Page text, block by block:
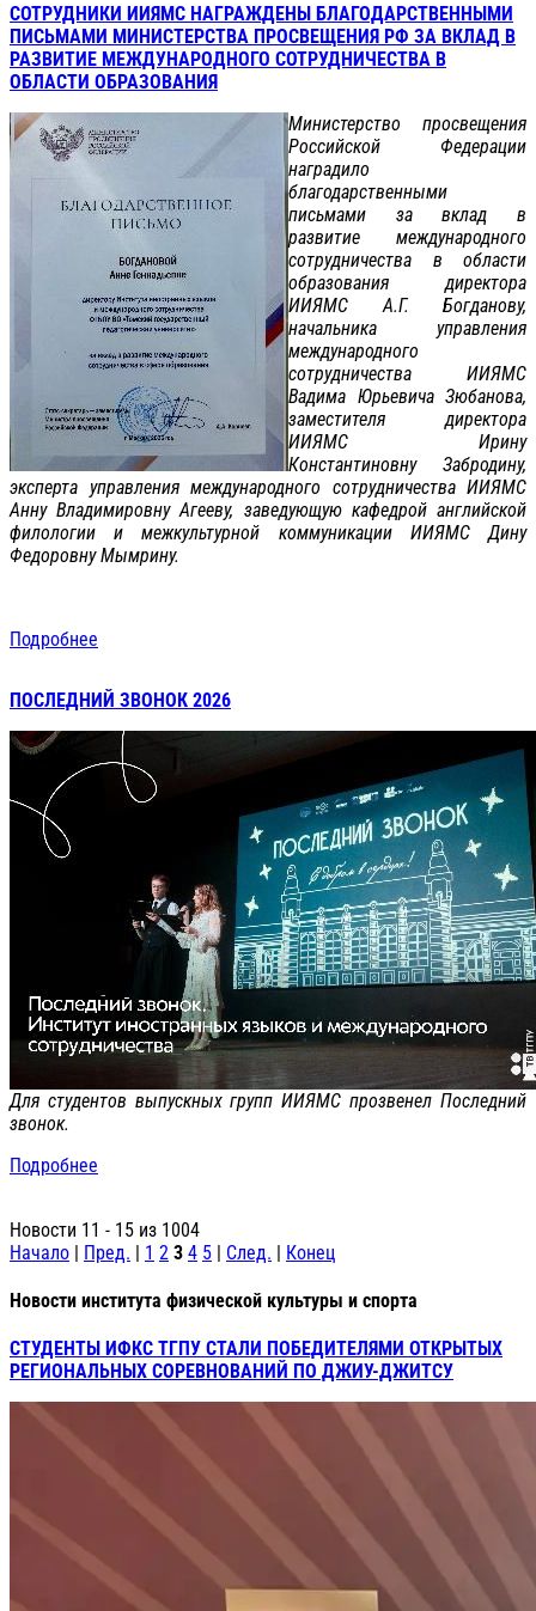
СОТРУДНИКИ ИИЯМС НАГРАЖДЕНЫ БЛАГОДАРСТВЕННЫМИ
ПИСЬМАМИ МИНИСТЕРСТВА ПРОСВЕЩЕНИЯ РФ ЗА ВКЛАД В
РАЗВИТИЕ МЕЖДУНАРОДНОГО СОТРУДНИЧЕСТВА В
ОБЛАСТИ ОБРАЗОВАНИЯ
Министерство просвещения
Российской Федерации
наградило
благодарственными
письмами за вклад в
развитие международного
сотрудничества в области
образования директора
ИИЯМС А.Г. Богданову,
начальника управления
международного
сотрудничества ИИЯМС
Вадима Юрьевича Зюбанова,
заместителя директора
ИИЯМС Ирину
Константиновну Забродину,
эксперта управления международного сотрудничества ИИЯМС
Анну Владимировну Агееву, заведующую кафедрой английской
филологии и межкультурной коммуникации ИИЯМС Дину
Федоровну Мымрину.
Подробнее
ПОСЛЕДНИЙ ЗВОНОК 2026
Для студентов выпускных групп ИИЯМС прозвенел Последний
звонок.
Подробнее
Новости 11 - 15 из 1004
Начало | Пред. | 1 2 3 4 5 | След. | Конец
Новости института физической культуры и спорта
СТУДЕНТЫ ИФКС ТГПУ СТАЛИ ПОБЕДИТЕЛЯМИ ОТКРЫТЫХ
РЕГИОНАЛЬНЫХ СОРЕВНОВАНИЙ ПО ДЖИУ-ДЖИТСУ